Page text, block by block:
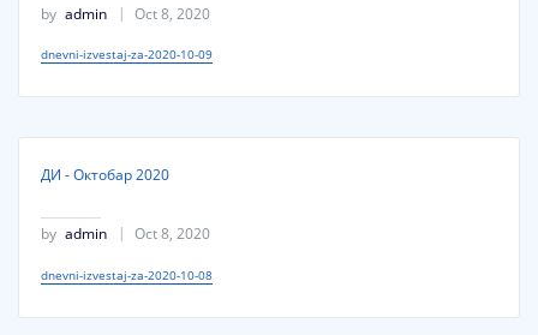
by admin Oct 8, 2020
dnevni-izvestaj-za-2020-10-09
ДИ - Октобар 2020
by admin Oct 8, 2020
dnevni-izvestaj-za-2020-10-08